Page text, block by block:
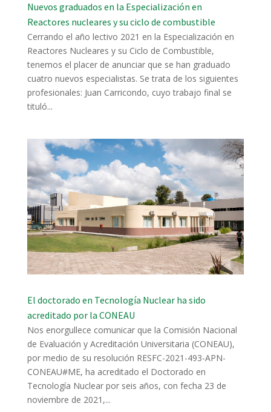
Nuevos graduados en la Especialización en
Reactores nucleares y su ciclo de combustible
Cerrando el año lectivo 2021 en la Especialización en
Reactores Nucleares y su Ciclo de Combustible,
tenemos el placer de anunciar que se han graduado
cuatro nuevos especialistas. Se trata de los siguientes
profesionales: Juan Carricondo, cuyo trabajo final se
tituló...
El doctorado en Tecnología Nuclear ha sido
acreditado por la CONEAU
Nos enorgullece comunicar que la Comisión Nacional
de Evaluación y Acreditación Universitaria (CONEAU),
por medio de su resolución RESFC-2021-493-APN-
CONEAU#ME, ha acreditado el Doctorado en
Tecnología Nuclear por seis años, con fecha 23 de
noviembre de 2021,...